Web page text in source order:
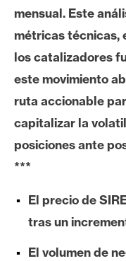
E
e
r
e
I
A
mensual. Este
métricas técnicas,
los catalizadores
este movimiento
ruta accionable
capitalizar la
posiciones ante
***
El precio de
tras un
El volumen de